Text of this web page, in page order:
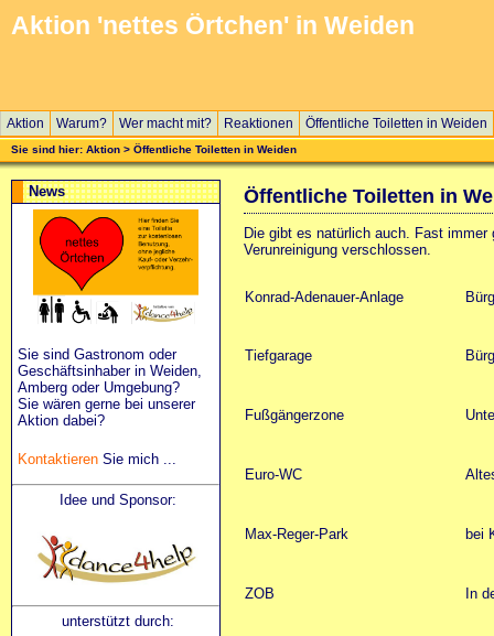
Aktion 'nettes Örtchen' in Weiden
Aktion Warum? Wer macht mit? Reaktionen Öffentliche Toiletten in Weiden
Sie sind hier: Aktion > Öffentliche Toiletten in Weiden
News
Sie sind Gastronom oder
Geschäftsinhaber in Weiden,
Amberg oder Umgebung?
Sie wären gerne bei unserer
Aktion dabei?
Kontaktieren Sie mich ...
Idee und Sponsor:
unterstützt durch:
Öffentliche Toiletten in
Die gibt es natürlich auch. Fast
Verunreinigung verschlossen.
Konrad-Adenauer-Anlage
Tiefgarage
Fußgängerzone
Euro-WC
Max-Reger-Park bei
ZOB In